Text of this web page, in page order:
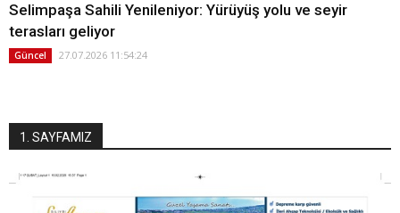
Selimpaşa Sahili Yenileniyor: Yürüyüş yolu ve seyir
terasları geliyor
Güncel 27.07.2026 11:54:24
1. SAYFAMIZ